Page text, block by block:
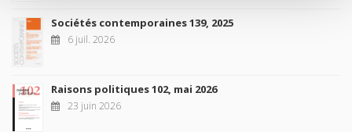
Sociétés contemporaines 139, 2025
6 juil. 2026
Raisons politiques 102, mai 2026
23 juin 2026